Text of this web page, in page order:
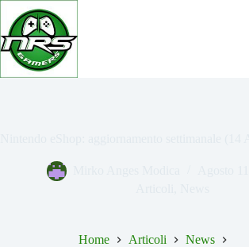
Salta
contenuto
Home Articoli
News